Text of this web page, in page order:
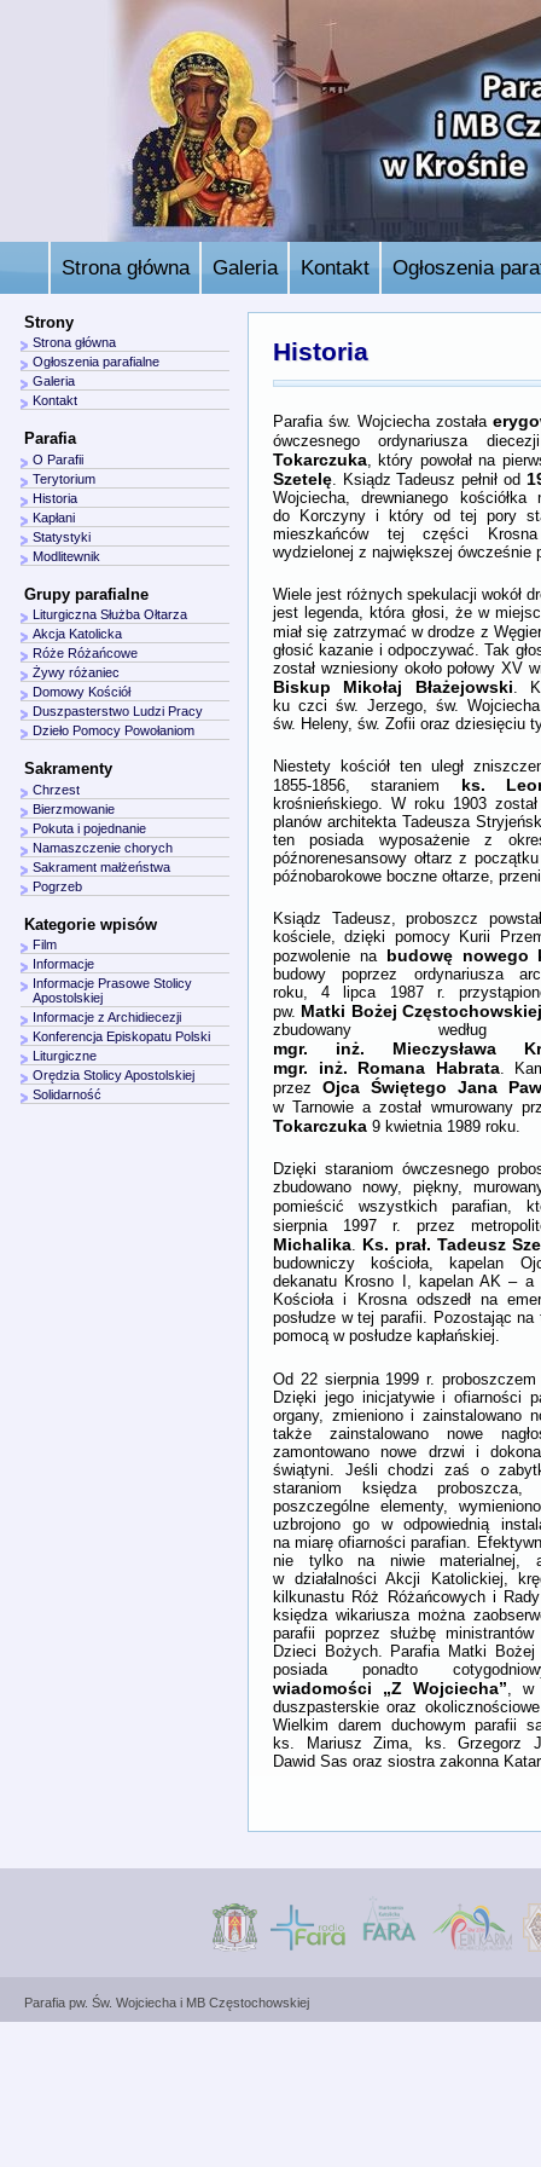
Strona główna Galeria Kontakt Ogłoszenia
Historia
Parafia św. Wojciecha została
ówczesnego ordynariusza
Tokarczuka , który powołał na
Szetelę . Ksiądz Tadeusz pełnił od
Wojciecha, drewnianego
do Korczyny i który od tej pory
mieszkańców tej części
wydzielonej z największej ówcześnie
Wiele jest różnych spekulacji wokół
jest legenda, która głosi, że w
miał się zatrzymać w drodze z
głosić kazanie i odpoczywać. Tak
został wzniesiony około połowy XV
Biskup Mikołaj Błażejowski .
ku czci św. Jerzego, św.
św. Heleny, św. Zofii oraz dziesięciu
Niestety kościół ten uległ
1855-1856, staraniem ks.
krośnieńskiego. W roku 1903 został
planów architekta Tadeusza
ten posiada wyposażenie z
późnorenesansowy ołtarz z
późnobarokowe boczne ołtarze,
Ksiądz Tadeusz, proboszcz
kościele, dzięki pomocy Kurii
pozwolenie na budowę nowego
budowy poprzez ordynariusza
roku, 4 lipca 1987 r.
pw. Matki Bożej
zbudowany
mgr. inż. Mieczysława
mgr. inż. Romana Habrata.
przezOjca Świętego Jana
w Tarnowie a został wmurowany
Tokarczuka 9 kwietnia 1989 roku.
Dzięki staraniom ówczesnego
zbudowano nowy, piękny,
pomieścić wszystkich parafian,
sierpnia 1997 r. przez
Michalika Ks. prał. Tadeusz
budowniczy kościoła, kapelan
dekanatu Krosno I, kapelan AK – a
Kościoła i Krosna odszedł na
posłudze w tej parafii. Pozostając
pomocą w posłudze kapłańskiej.
Od 22 sierpnia 1999 r.
Dzięki jego inicjatywie i ofiarności
organy, zmieniono i zainstalowano
także zainstalowano nowe
zamontowano nowe drzwi i
świątyni. Jeśli chodzi zaś o
staraniom księdza proboszcza,
poszczególne elementy,
uzbrojono go w odpowiednią
na miarę ofiarności parafian.
nie tylko na niwie materialnej,
w działalności Akcji Katolickiej,
kilkunastu Róż Różańcowych i
księdza wikariusza można
parafii poprzez służbę
Dzieci Bożych. Parafia Matki
posiada ponadto
wiadomości „Z Wojciecha” , w
duszpasterskie oraz
Wielkim darem duchowym parafii
ks. Mariusz Zima, ks. Grzegorz
Dawid Sas oraz siostra zakonna
Strony
Strona główna
Ogłoszenia parafialne
Galeria
Kontakt
Parafia
O Parafii
Terytorium
Historia
Kapłani
Statystyki
Modlitewnik
Grupy parafialne
Liturgiczna Służba Ołtarza
Akcja Katolicka
Róże Różańcowe
Żywy różaniec
Domowy Kościół
Duszpasterstwo Ludzi Pracy
Dzieło Pomocy Powołaniom
Sakramenty
Chrzest
Bierzmowanie
Pokuta i pojednanie
Namaszczenie chorych
Sakrament małżeństwa
Pogrzeb
Kategorie wpisów
Film
Informacje
Informacje Prasowe Stolicy
Apostolskiej
Informacje z Archidiecezji
Konferencja Episkopatu Polski
Liturgiczne
Orędzia Stolicy Apostolskiej
Solidarność
Parafia pw. Św. Wojciecha i MB Częstochowskiej